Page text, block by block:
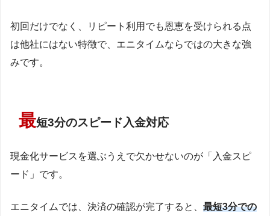
初回だけでなく、リピート利用でも恩恵を受けられる点
は他社にはない特徴で、エニタイムならではの大きな強
みです。
最短3分のスピード入金対応
現金化サービスを選ぶうえで欠かせないのが「入金スピ
ード」です。
エニタイムでは、決済の確認が完了すると、 最短3分での